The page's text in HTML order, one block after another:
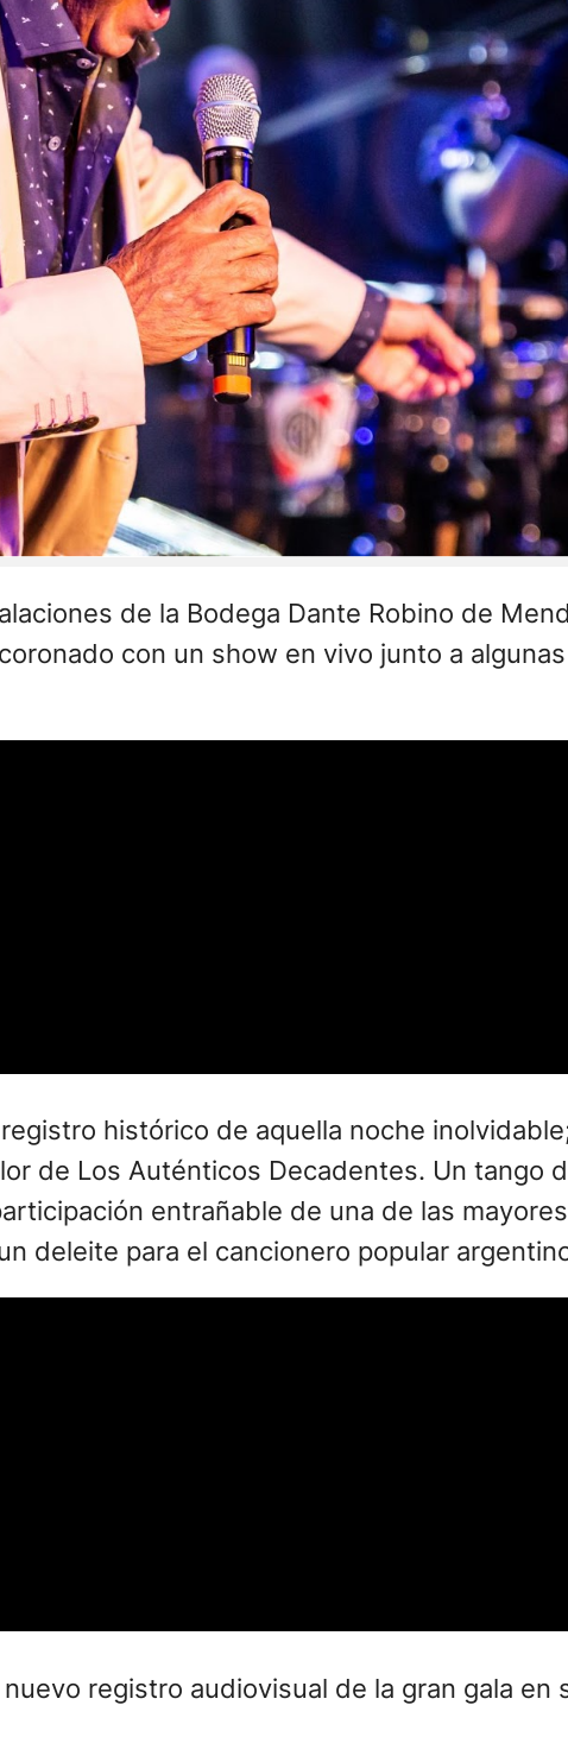
de la Bodega Dante Robino de
con un show en vivo junto a
histórico de aquella noche
de Los Auténticos Decadentes. Un tango
entrañable de una de las
deleite para el cancionero popular
registro audiovisual de la gran gala en